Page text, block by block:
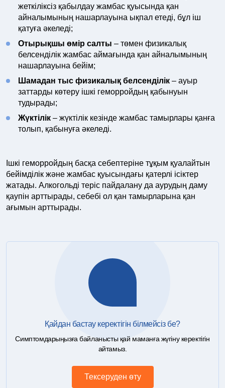
жеткіліксіз қабылдау жамбас қуысында қан
айналымының нашарлауына ықпал етеді, бұл іш
қатуға әкеледі;
Отырықшы өмір салты – төмен физикалық
белсенділік жамбас аймағында қан айналымының
нашарлауына бейім;
Шамадан тыс физикалық белсенділік – ауыр
заттарды көтеру ішкі геморройдың қабынуын
тудырады;
Жүктілік – жүктілік кезінде жамбас тамырлары қанға
толып, қабынуға әкеледі.
Ішкі геморройдың басқа себептеріне тұқым қуалайтын
бейімділік және жамбас қуысындағы қатерлі ісіктер
жатады. Алкогольді теріс пайдалану да аурудың даму
қаупін арттырады, себебі ол қан тамырларына қан
ағымын арттырады.
Қайдан бастау керектігін білмейсіз бе?
Симптомдарыңызға байланысты қай маманға жүгіну керектігін
айтамыз.
Тексеруден өту